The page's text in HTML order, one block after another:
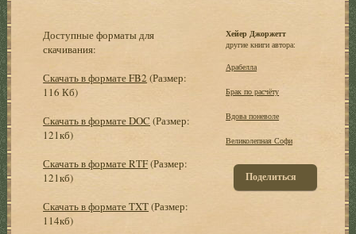
Доступные форматы для
скачивания:
Скачать в формате FB2 (Размер:
116 Кб)
Скачать в формате DOC (Размер:
121кб)
Скачать в формате RTF(Размер:
121кб)
Скачать в формате TXT(Размер:
114кб)
Хейер Джоржетт
другие книги автора:
Арабелла
Брак по расчёту
Вдова поневоле
Великолепная Софи
Поделиться